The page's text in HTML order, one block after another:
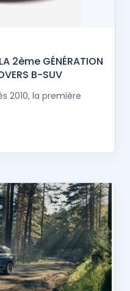
2ème GÉNÉRATION
B-SUV
2010, la première